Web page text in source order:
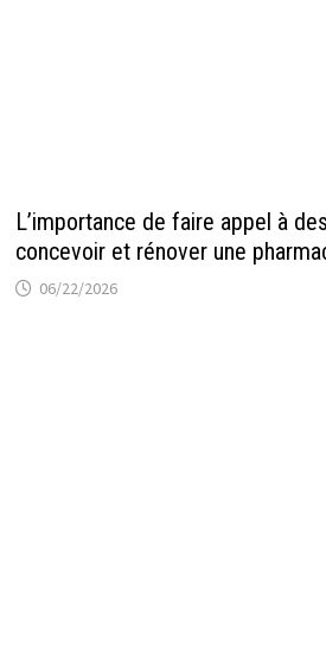
L’importance de faire appel à
concevoir et rénover une
06/22/2026